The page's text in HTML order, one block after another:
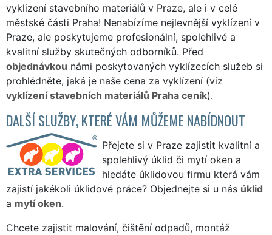
vyklizení stavebního materiálů v Praze, ale i v celé
městské části Praha! Nenabízíme nejlevnější vyklízení v
Praze, ale poskytujeme profesionální, spolehlivé a
kvalitní služby skutečných odborníků. Před
objednávkou námi poskytovaných vyklízecích služeb si
prohlédněte, jaká je naše cena za vyklízení (viz
vyklízení stavebních materiálů Praha ceník).
DALŠÍ SLUŽBY, KTERÉ VÁM MŮŽEME NABÍDNOUT
Přejete si v Praze zajistit kvalitní a
spolehlivý úklid či mytí oken a
hledáte úklidovou firmu která vám
zajistí jakékoli úklidové práce? Objednejte si u nás úklid
a mytí oken.
Chcete zajistit malování, čištění odpadů, montáž